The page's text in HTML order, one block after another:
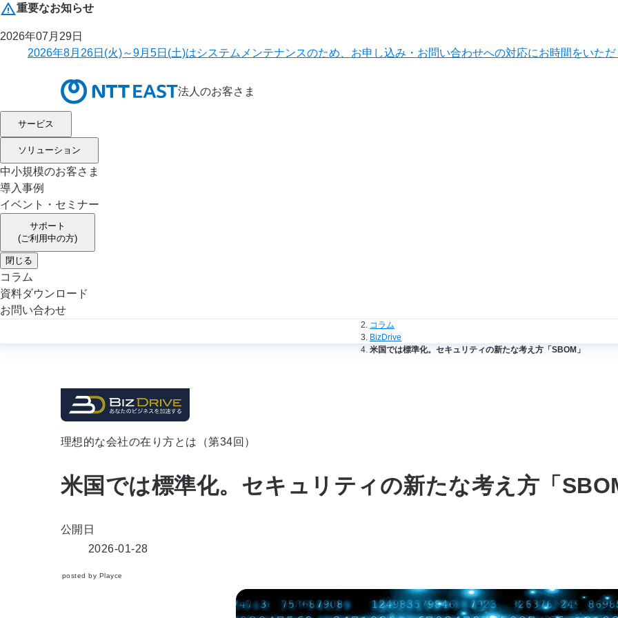
重要なお知らせ
2026年07月29日
2026年8月26日(火)～9月5日(土)はシステムメンテナンスのため、お申し込み・お問い合わせへの対応にお時間をいた
法人のお客さま
サービス
ソリューション
中小規模のお客さま
導入事例
イベント・セミナー
サポート
(ご利用中の方)
閉じる
コラム
資料ダウンロード
お問い合わせ
コラム
BizDrive
米国では標準化。セキュリティの新たな考え方「SBOM」
理想的な会社の在り方とは（第34回）
米国では標準化。セキュリティの新たな考え方「
公開日
2026-01-28
posted by Playce